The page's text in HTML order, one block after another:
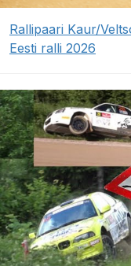
Rallipaari Kaur/
Eesti ralli 2026